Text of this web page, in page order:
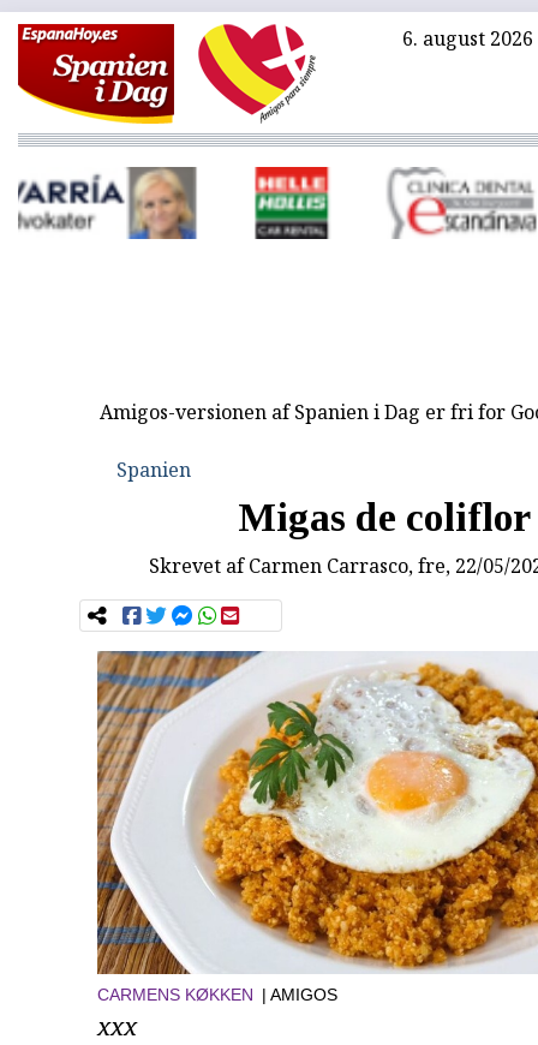
6. august 2026
Amigos-versionen af Spanien i Dag er fri for
Spanien
Migas de coliflor
Skrevet afCarmen Carrasco, fre, 22/05/
CARMENS KØKKEN | AMIGOS
xxx